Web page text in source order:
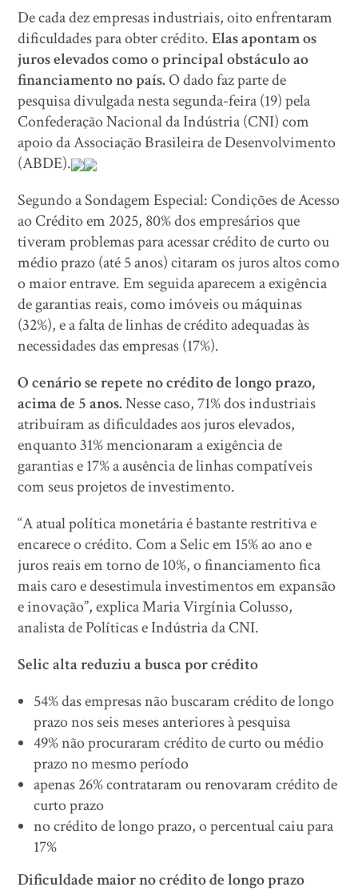
De cada dez empresas industriais, oito enfrentaram
dificuldades para obter crédito.Elas apontam os
juros elevados como o principal obstáculo ao
financiamento no país. O dado faz parte de
pesquisa divulgada nesta segunda-feira (19) pela
Confederação Nacional da Indústria (CNI) com
apoio da Associação Brasileira de Desenvolvimento
(ABDE).
Segundo a Sondagem Especial: Condições de Acesso
ao Crédito em 2025, 80% dos empresários que
tiveram problemas para acessar crédito de curto ou
médio prazo (até 5 anos) citaram os juros altos como
o maior entrave. Em seguida aparecem a exigência
de garantias reais, como imóveis ou máquinas
(32%), e a falta de linhas de crédito adequadas às
necessidades das empresas (17%).
O cenário se repete no crédito de longo prazo,
acima de 5 anos.Nesse caso, 71% dos industriais
atribuíram as dificuldades aos juros elevados,
enquanto 31% mencionaram a exigência de
garantias e 17% a ausência de linhas compatíveis
com seus projetos de investimento.
“A atual política monetária é bastante restritiva e
encarece o crédito. Com a Selic em 15% ao ano e
juros reais em torno de 10%, o financiamento fica
mais caro e desestimula investimentos em expansão
e inovação”, explica Maria Virgínia Colusso,
analista de Políticas e Indústria da CNI.
Selic alta reduziu a busca por crédito
54% das empresas não buscaram crédito de longo
prazo nos seis meses anteriores à pesquisa
49% não procuraram crédito de curto ou médio
prazo no mesmo período
apenas 26% contrataram ou renovaram crédito de
curto prazo
no crédito de longo prazo, o percentual caiu para
17%
Dificuldade maior no crédito de longo prazo